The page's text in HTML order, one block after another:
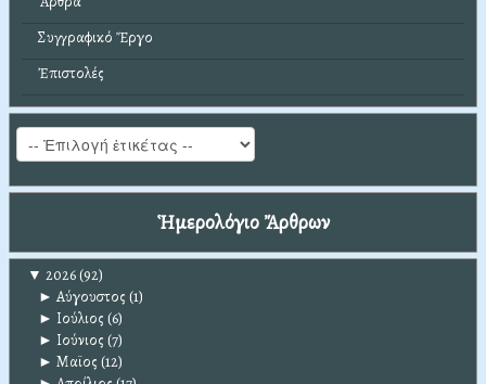
Συγγραφικό Ἔργο
Ἐπιστολές
Ἡμερολόγιο Ἄρθρων
▼ 2026(92)
► Αύγουστος (1)
► Ιούλιος (6)
► Ιούνιος (7)
► Μαϊος (12)